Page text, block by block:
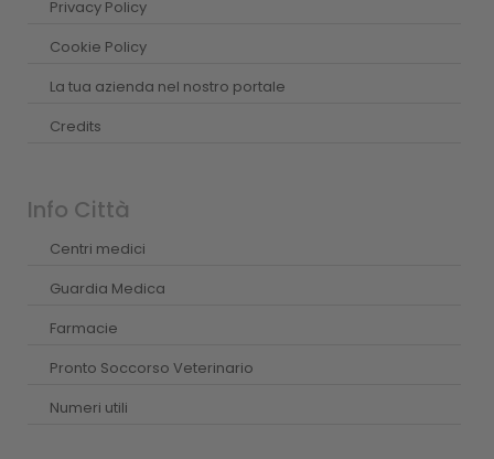
Privacy Policy
Cookie Policy
La tua azienda nel nostro portale
Credits
Info Città
Centri medici
Guardia Medica
Farmacie
Pronto Soccorso Veterinario
Numeri utili